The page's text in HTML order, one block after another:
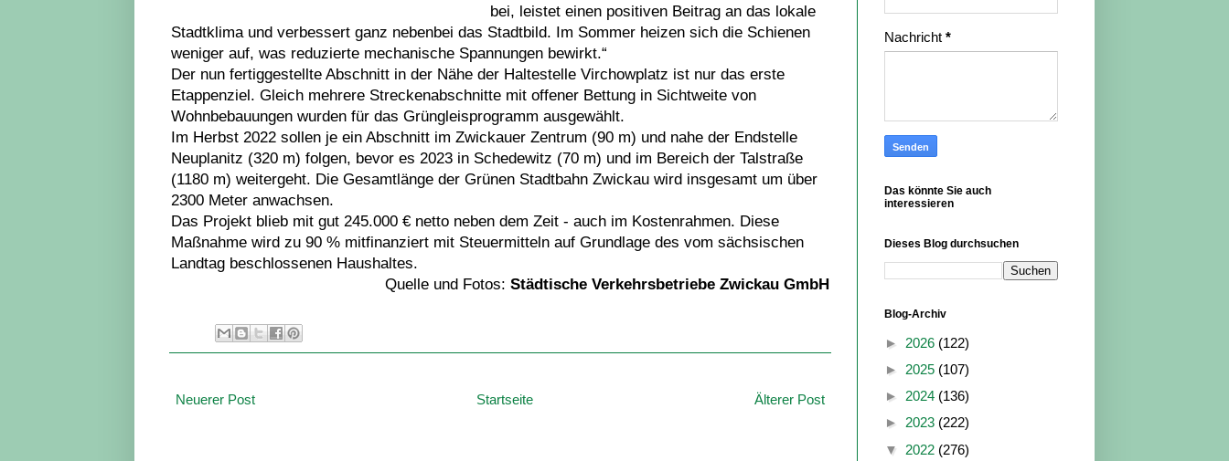
bei, leistet einen positiven Beitrag an das lokale
Stadtklima und verbessert ganz nebenbei das Stadtbild. Im Sommer heizen sich die Schienen
weniger auf, was reduzierte mechanische Spannungen bewirkt.“
Der nun fertiggestellte Abschnitt in der Nähe der Haltestelle Virchowplatz ist nur das erste
Etappenziel. Gleich mehrere Streckenabschnitte mit offener Bettung in Sichtweite von
Wohnbebauungen wurden für das Grüngleisprogramm ausgewählt.
Im Herbst 2022 sollen je ein Abschnitt im Zwickauer Zentrum (90 m) und nahe der Endstelle
Neuplanitz (320 m) folgen, bevor es 2023 in Schedewitz (70 m) und im Bereich der Talstraße
(1180 m) weitergeht. Die Gesamtlänge der Grünen Stadtbahn Zwickau wird insgesamt um über
2300 Meter anwachsen.
Das Projekt blieb mit gut 245.000 € netto neben dem Zeit - auch im Kostenrahmen. Diese
Maßnahme wird zu 90 % mitfinanziert mit Steuermitteln auf Grundlage des vom sächsischen
Landtag beschlossenen Haushaltes.
Quelle und Fotos: Städtische Verkehrsbetriebe Zwickau GmbH
Neuerer Post Älterer Post
Startseite
Nachricht *
Das könnte Sie auch
interessieren
Dieses Blog durchsuchen
Blog-Archiv
► 2026 (122)
► 2025 (107)
► 2024 (136)
► 2023 (222)
▼ 2022 (276)